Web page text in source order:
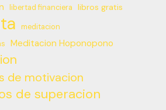
libertad financiera libros gratis
meditacion
Meditacion Hoponopono
de motivacion
de superacion